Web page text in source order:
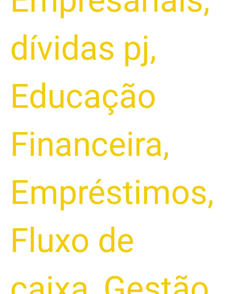
dívidas pj,
Educação
Financeira,
Empréstimos,
Fluxo de